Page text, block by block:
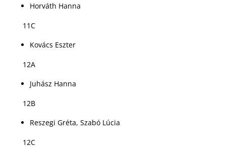
Horváth Hanna
11C
Kovács Eszter
12A
Juhász Hanna
12B
Reszegi Gréta, Szabó Lúcia
12C